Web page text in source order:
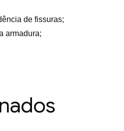
de fissuras;
armadura;